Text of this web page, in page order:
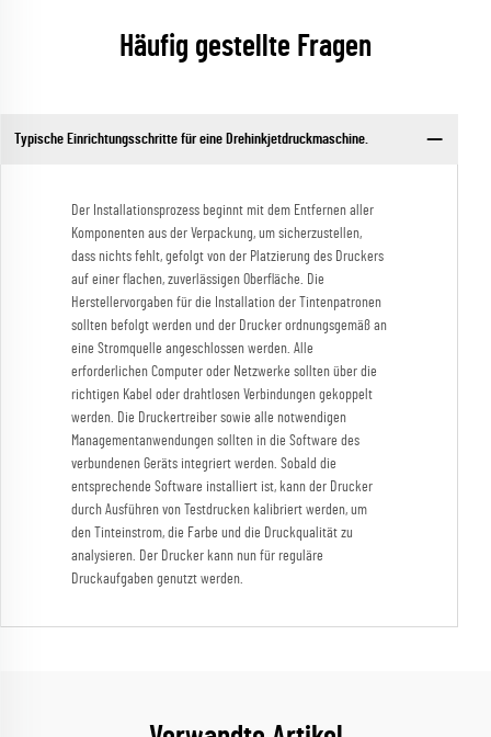
Häufig gestellte Fragen
Typische Einrichtungsschritte für eine Drehinkjetdruckmaschine.
Der Installationsprozess beginnt mit dem Entfernen aller
Komponenten aus der Verpackung, um sicherzustellen,
dass nichts fehlt, gefolgt von der Platzierung des Druckers
auf einer flachen, zuverlässigen Oberfläche. Die
Herstellervorgaben für die Installation der Tintenpatronen
sollten befolgt werden und der Drucker ordnungsgemäß an
eine Stromquelle angeschlossen werden. Alle
erforderlichen Computer oder Netzwerke sollten über die
richtigen Kabel oder drahtlosen Verbindungen gekoppelt
werden. Die Druckertreiber sowie alle notwendigen
Managementanwendungen sollten in die Software des
verbundenen Geräts integriert werden. Sobald die
entsprechende Software installiert ist, kann der Drucker
durch Ausführen von Testdrucken kalibriert werden, um
den Tinteinstrom, die Farbe und die Druckqualität zu
analysieren. Der Drucker kann nun für reguläre
Druckaufgaben genutzt werden.